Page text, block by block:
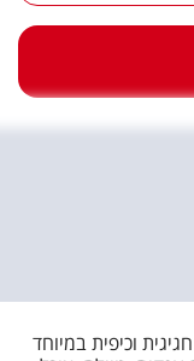
וכיפית במיוחד